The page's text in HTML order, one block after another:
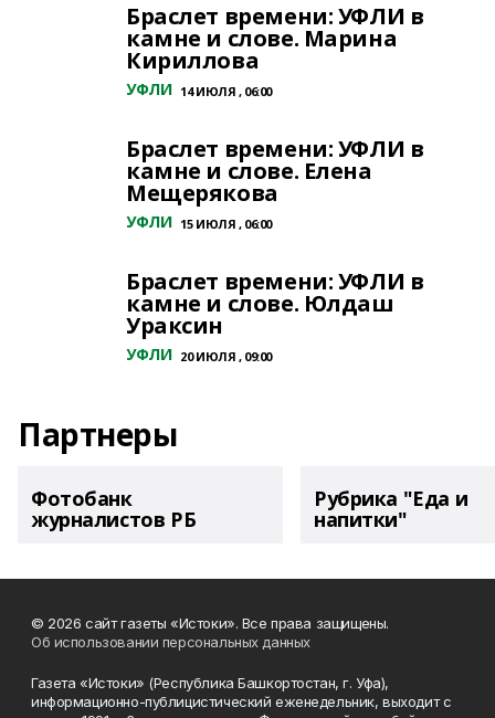
Браслет времени: УФЛИ в
камне и слове. Марина
Кириллова
УФЛИ 14 ИЮЛЯ , 06:00
Браслет времени: УФЛИ в
камне и слове. Елена
Мещерякова
УФЛИ 15 ИЮЛЯ , 06:00
Браслет времени: УФЛИ в
камне и слове. Юлдаш
Ураксин
УФЛИ 20 ИЮЛЯ , 09:00
Партнеры
Фотобанк
журналистов РБ
Рубрика "Еда и
напитки"
© 2026 сайт газеты «Истоки». Все права защищены.
Об использовании персональных данных
Газета «Истоки» (Республика Башкортостан, г. Уфа),
информационно-публицистический еженедельник, выходит с